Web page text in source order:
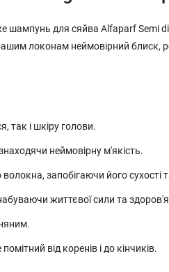
для сяйва Alfaparf Semi
локонам неймовірний блиск,
так і шкіру голови.
неймовірну м'якість.
запобігаючи його сухості
життєвої сили та
від коренів і до кінчиків.